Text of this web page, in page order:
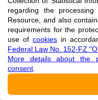
степень
метаболизма у
требуют
увеличивающих
человека с целью
основе патогенеза
regarding the
Resource, and also
requirements for the
use of cookiesin
Federal Law No. 152-FZ
More details about the
consent